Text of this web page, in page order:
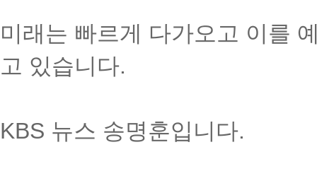
미래는 빠르게 다가오고 이를
고 있습니다.
KBS 뉴스 송명훈입니다.